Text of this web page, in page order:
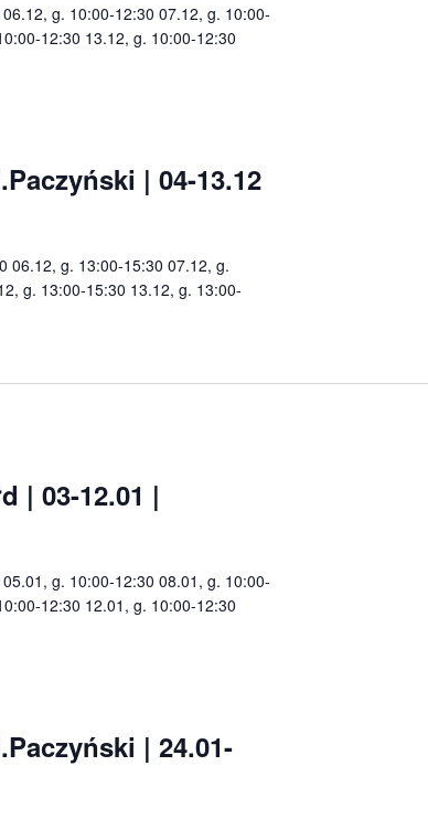
g. 10:00-12:30 07.12, g. 10:00-
12:30 13.12, g. 10:00-12:30
| 04-13.12
06.12, g. 13:00-15:30 07.12, g.
g. 13:00-15:30 13.12, g. 13:00-
| 03-12.01 |
g. 10:00-12:30 08.01, g. 10:00-
12:30 12.01, g. 10:00-12:30
| 24.01-